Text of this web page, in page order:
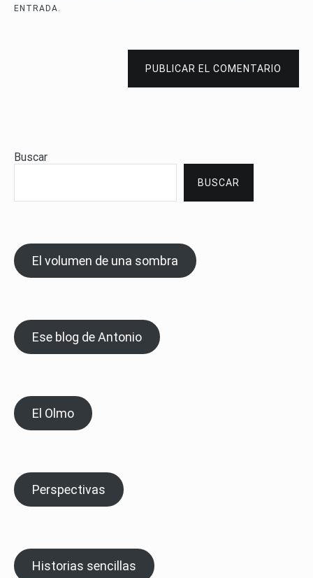
ENTRADA.
PUBLICAR EL COMENTARIO
Buscar
BUSCAR
El volumen de una sombra
Ese blog de Antonio
El Olmo
Perspectivas
Historias sencillas